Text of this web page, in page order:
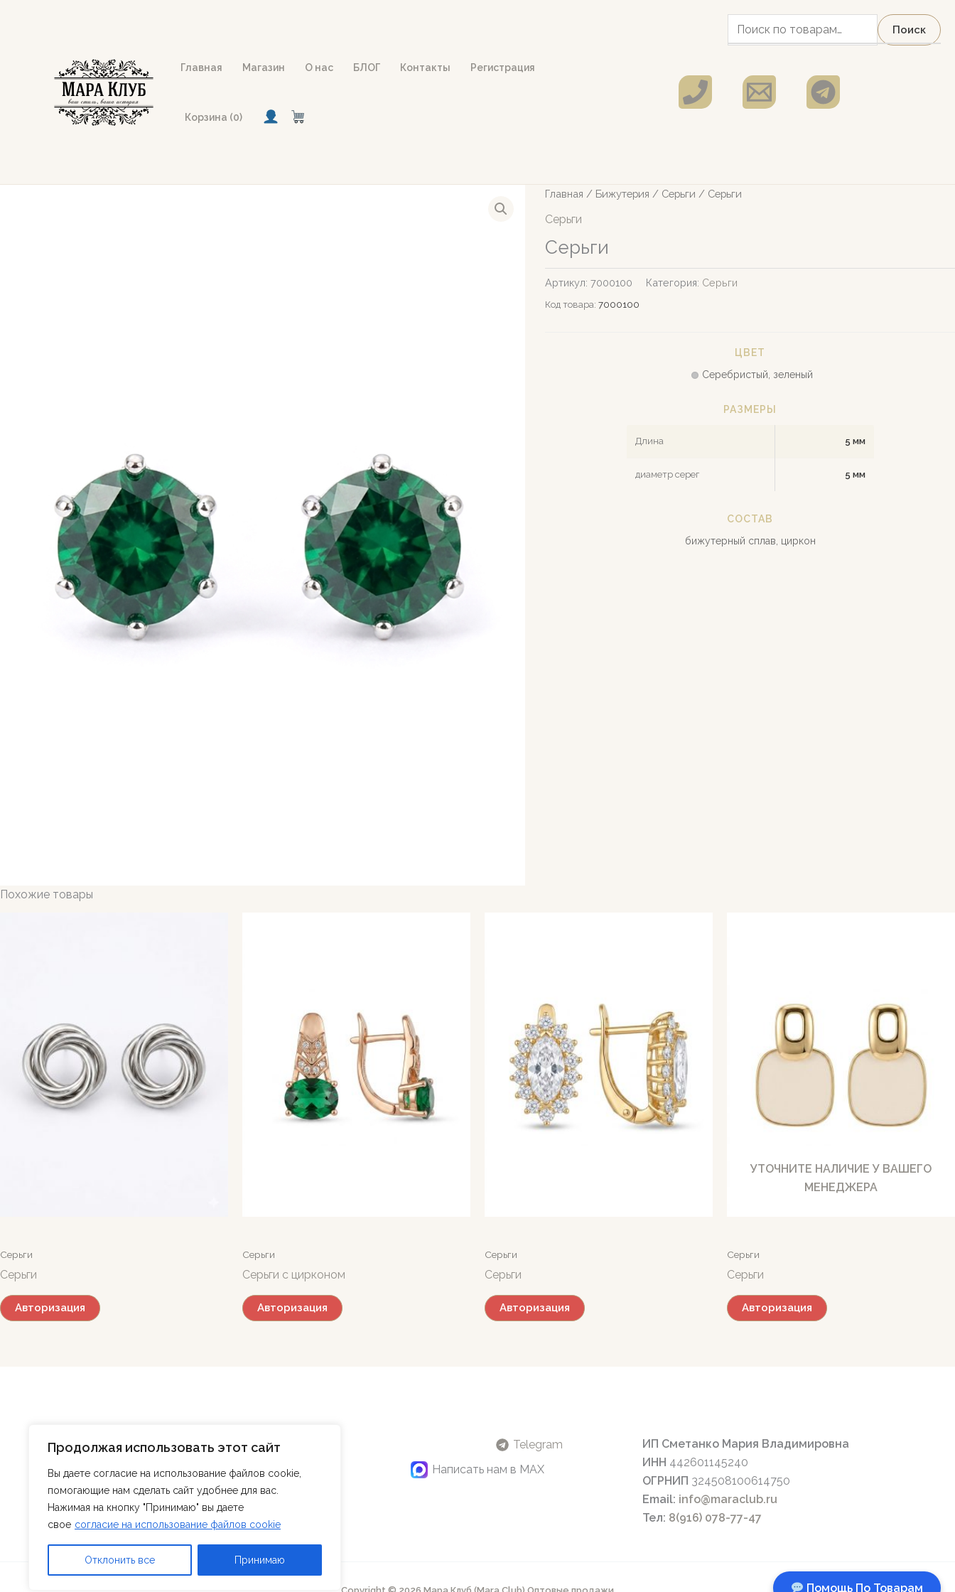
Продолжая использовать этот сайт
Вы даете согласие на использование файлов cookie,
помогающие нам сделать сайт удобнее для вас.
Нажимая на кнопку "Принимаю" вы даете
свое согласие на использование файлов cookie
Отклонить все Принимаю
Главная Магазин О нас БЛОГ Контакты Регистрация
Корзина (0)
Искать:
Поиск
Главная / Бижутерия / Серьги / Серьги
Серьги
Серьги
Артикул:7000100 Категория: Серьги
Код товара:7000100
ЦВЕТ
Серебристый, зеленый
РАЗМЕРЫ
Длина 5 мм
диаметр серег 5 мм
СОСТАВ
бижутерный сплав, циркон
Похожие товары
Серьги
Серьги
Авторизация
Серьги
Серьги с цирконом
Авторизация
Серьги
Серьги
Авторизация
УТОЧНИТЕ НАЛИЧИЕ У ВАШЕГО
МЕНЕДЖЕРА
Серьги
Серьги
Авторизация
Главная Магазин О нас
БЛОГ
Telegram
Написать нам в MAX
ИП Сметанко Мария Владимировна
ИНН 442601145240
ОГРНИП 324508100614750
Email: info@maraclub.ru
Тел: 8(916) 078-77-47
Помощь По Товарам